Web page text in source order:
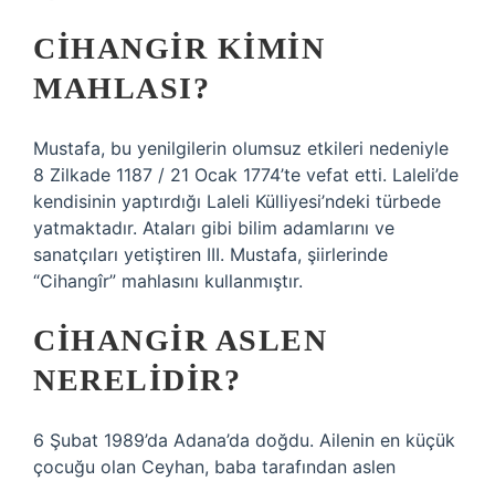
CIHANGIR KIMIN
MAHLASI?
Mustafa, bu yenilgilerin olumsuz etkileri nedeniyle
8 Zilkade 1187 / 21 Ocak 1774’te vefat etti. Laleli’de
kendisinin yaptırdığı Laleli Külliyesi’ndeki türbede
yatmaktadır. Ataları gibi bilim adamlarını ve
sanatçıları yetiştiren III. Mustafa, şiirlerinde
“Cihangîr” mahlasını kullanmıştır.
CIHANGIR ASLEN
NERELIDIR?
6 Şubat 1989’da Adana’da doğdu. Ailenin en küçük
çocuğu olan Ceyhan, baba tarafından aslen